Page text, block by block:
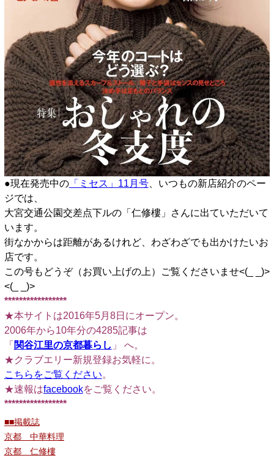
●現在発売中の「ミセス」11月号、いつもの新店紹介のペー
ジでは、
大宮交通公園交差点下ルの「仁修樓」さんに出ていただいて
います。
街なかからは距離があるけれど、わざわざでも出かけたいお
店です。
この号もどうぞ（お買い上げの上）ご覧くださいませ<(_ _)>
<(_ _)>
*****************
★本サイトは2016年5月8日にオープン。
2006年から10年分の4285記事は
「 関谷江里の京都暮らし 」 へ。
★クラブエリー新規登録お気軽に。
こちらをご覧ください。
★速報はfacebookをご覧ください。
*****************
■■掲載誌
京都 中華料理
京都 仁修樓